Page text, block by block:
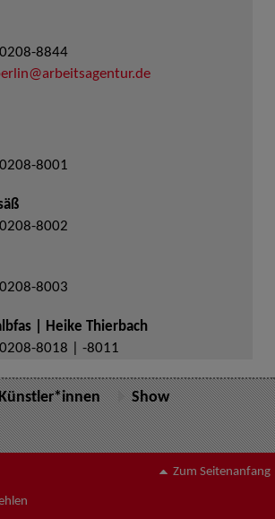
8844
8001
8002
8003
| Heike Thierbach
8018 | -8011
Show
Zum Seitenanfang